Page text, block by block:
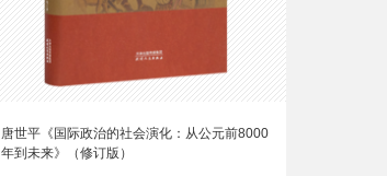
唐世平《国际政治的社会演化：从公元前8000
年到未来》（修订版）